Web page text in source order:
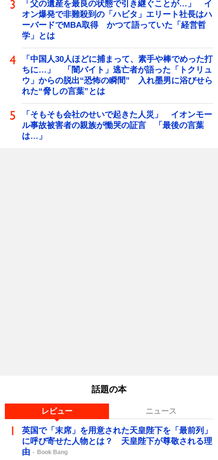
「父の遺産を最良の状態で引き継ぐことが…」 イ
オン爆発で非難殺到の「ハビタ」エリート社長はハ
ーバードでMBA取得 かつて語っていた「経営哲
学」とは
「中国人30人ほどに捕まって、素手や棒でめった打
ちに…」 「闇バイト」逃亡者が語った「トクリュ
ウ」からの脱出“恐怖の瞬間” 入れ墨男に浴びせら
れた“脅しの言葉”とは
「そもそも会社のせいで起きた人災」 イオンモー
ル事故被害者の親族が慟哭の証言 「最後の言葉
は…」
話題の本
レビュー ニュース
英国で「末席」を用意された天皇陛下を「最前列」
に呼び寄せた人物とは？ 天皇陛下が尊敬される理
由
Book Bang